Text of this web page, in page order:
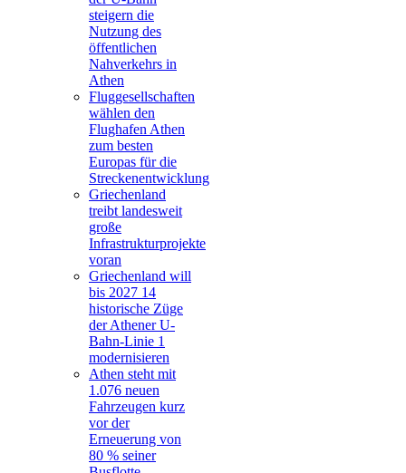
steigern die
Nutzung des
öffentlichen
Nahverkehrs in
Athen
Fluggesellschaften
wählen den
Flughafen Athen
zum besten
Europas für die
Streckenentwicklung
Griechenland
treibt landesweit
große
Infrastrukturprojekte
voran
Griechenland will
bis 2027 14
historische Züge
der Athener U-
Bahn-Linie 1
modernisieren
Athen steht mit
1.076 neuen
Fahrzeugen kurz
vor der
Erneuerung von
80 % seiner